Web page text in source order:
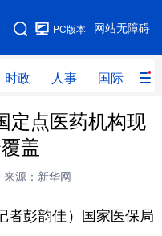
网站无障碍
PC版本
时政 人事 国际 财
时政 人事
网评
量子 体育
定点医药机构现
盖
来源：新华网
彭韵佳）国家医保局